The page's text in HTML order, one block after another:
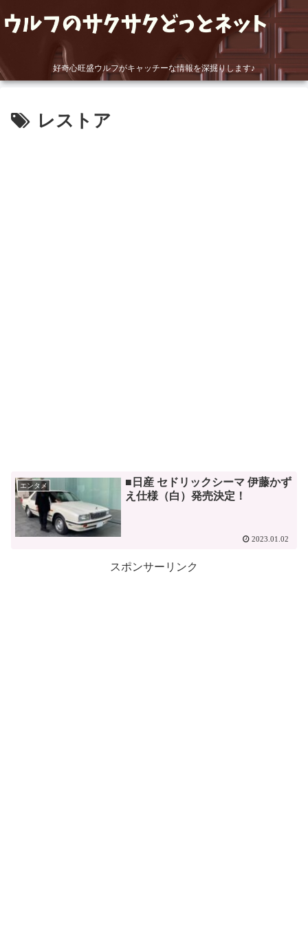
好奇心旺盛ウルフがキャッチーな情報を深掘りします♪
レストア
エンタメ
■日産 セドリックシーマ 伊藤かず
え仕様（白）発売決定！
2023.01.02
スポンサーリンク